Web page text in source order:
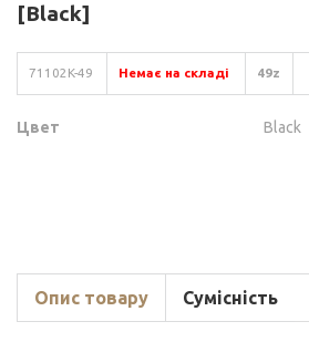
[Black]
71102K-49 Немає на складі 49z
Цвет Black
Опис товару Сумісність